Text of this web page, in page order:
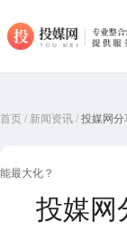
首页 / 新闻资讯 / 投媒网分
能最大化？
投媒网